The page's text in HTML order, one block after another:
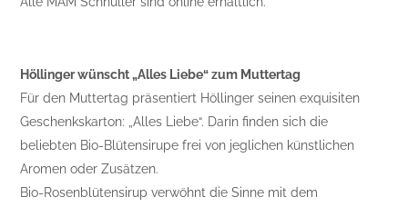
Höllinger wünscht „Alles Liebe“ zum Muttertag
Für den Muttertag präsentiert Höllinger seinen exquisiten
Geschenkskarton: „Alles Liebe“. Darin finden sich die
beliebten Bio-Blütensirupe frei von jeglichen künstlichen
Aromen oder Zusätzen.
Bio-Rosenblütensirup verwöhnt die Sinne mit dem